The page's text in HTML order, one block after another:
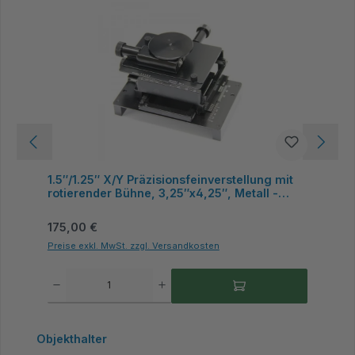
1.5″/1.25″ X/Y Präzisionsfeinverstellung mit
rotierender Bühne, 3,25″x4,25″, Metall -
Regulärer Preis:
175,00 €
Preise exkl. MwSt. zzgl. Versandkosten
Produktgalerie überspringen
Objekthalter